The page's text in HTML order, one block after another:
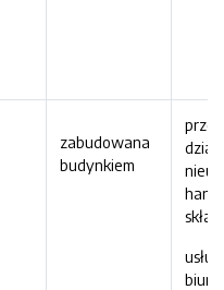
zabudowana
budynkiem